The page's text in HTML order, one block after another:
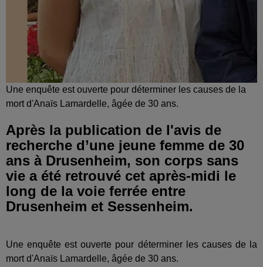
Une enquête est ouverte pour déterminer les causes de la
mort d'Anaïs Lamardelle, âgée de 30 ans.
Après la publication de l'avis de
recherche d’une jeune femme de 30
ans à Drusenheim, son corps sans
vie a été retrouvé cet après-midi le
long de la voie ferrée entre
Drusenheim et Sessenheim.
Une enquête est ouverte pour déterminer les causes de la
mort d'Anaïs Lamardelle, âgée de 30 ans.